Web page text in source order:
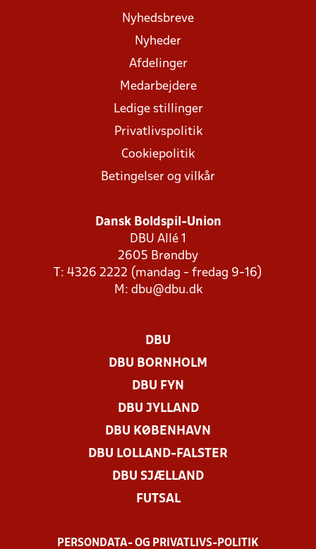
Nyhedsbreve
Nyheder
Afdelinger
Medarbejdere
Ledige stillinger
Privatlivspolitik
Cookiepolitik
Betingelser og vilkår
Dansk Boldspil-Union
DBU Allé 1
2605 Brøndby
T: 4326 2222 (mandag - fredag 9-16)
M: dbu@dbu.dk
DBU
DBU BORNHOLM
DBU FYN
DBU JYLLAND
DBU KØBENHAVN
DBU LOLLAND-FALSTER
DBU SJÆLLAND
FUTSAL
PERSONDATA- OG PRIVATLIVS-POLITIK